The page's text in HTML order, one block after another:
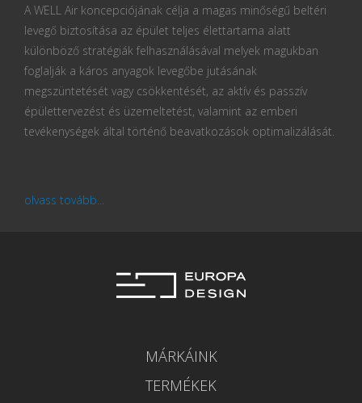
A WELL Air koncepciójának célja a magas minőségű beltéri
levegő biztosítása az épület teljes élettartama alatt
különböző stratégiák felhasználásával melyek magukban
foglalják a káros anyagok levegőbe jutásának
megszüntetését vagy csökkentését, az aktív és passzív
épülettervezést és üzemeltetést, valamint az emberi
tevékenységek által történő beavatkozások optimalizálását.
olvass tovább...
MÁRKÁINK
TERMÉKEK